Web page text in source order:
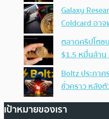
Galaxy
Coldcard อา
ตลาดคริปโตซ
$1.5 หมื่นล้า
Boltz ประกาศ
ชั่วคราว หลังตั
เป้าหมายของเรา